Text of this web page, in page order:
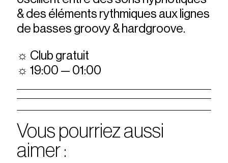
& des éléments rythmiques aux lignes
de basses groovy & hardgroove.
☼ Club gratuit
☼ 19:00 — 01:00
Vous pourriez aussi
aimer :